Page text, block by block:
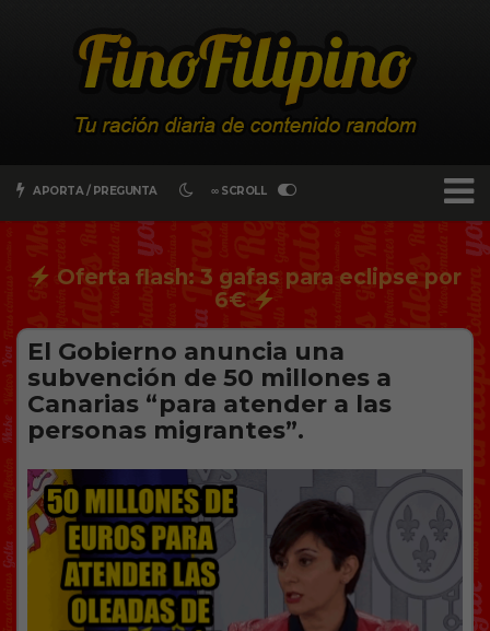
APORTA / PREGUNTA ∞ SCROLL
Oferta flash: 3 gafas para eclipse por
6€
El Gobierno anuncia una
subvención de 50 millones a
Canarias “para atender a las
personas migrantes”.